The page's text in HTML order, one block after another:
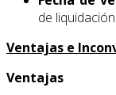
de liquidación
Ventajas e
Ventajas